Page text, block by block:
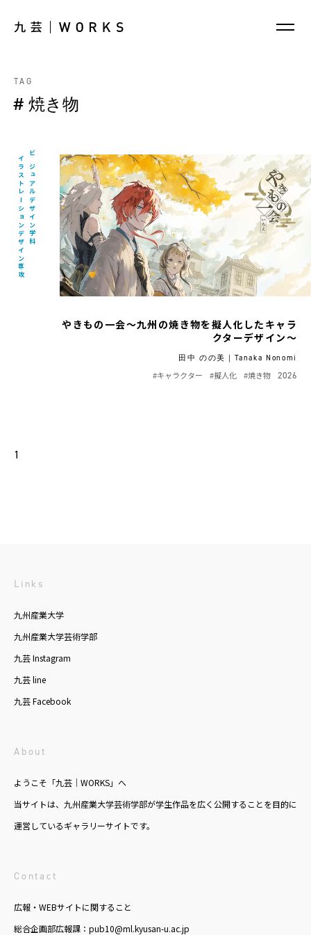
TAG
# 焼き物
ビジュアルデザイン学科
イラストレーションデザイン専攻
やきもの一会～九州の焼き物を擬人化したキャラ
クターデザイン～
田中 のの美｜Tanaka Nonomi
2026
#焼き物
#擬人化
#キャラクター
1
Links
九州産業大学
九州産業大学芸術学部
九芸 Instagram
九芸 line
九芸 Facebook
About
ようこそ「九芸｜WORKS」へ
当サイトは、九州産業大学芸術学部が学生作品を広く公開することを目的に
運営しているギャラリーサイトです。
Contact
広報・WEBサイトに関すること
総合企画部広報課：pub10@ml.kyusan-u.ac.jp